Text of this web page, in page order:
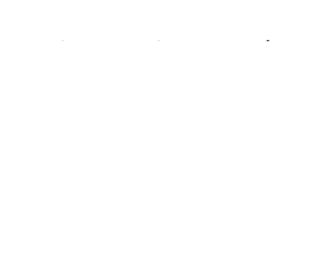
アクションをレコーディ